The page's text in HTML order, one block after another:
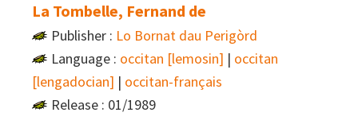
La Tombelle, Fernand de
Publisher : Lo Bornat dau Perigòrd
Language : occitan [lemosin] | occitan
[lengadocian] | occitan-français
Release : 01/1989